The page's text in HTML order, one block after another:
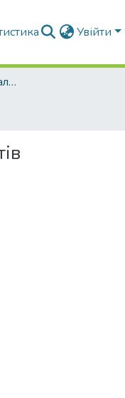
Увійти
Конференції та матеріали конференцій